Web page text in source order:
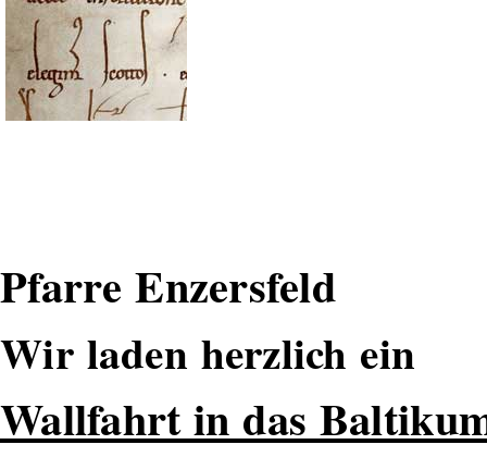
Pfarre Enzersfeld
Wir laden herzlich ein
Wallfahrt in das